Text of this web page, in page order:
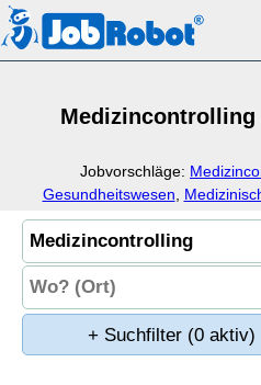
Medizincontrolling
Jobvorschläge:
Gesundheitswesen
+ Suchfilter (0 aktiv)